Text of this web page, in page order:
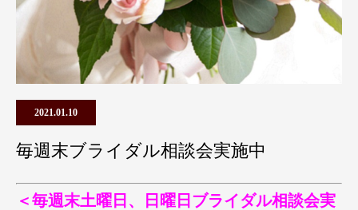
2021.01.10
毎週末ブライダル相談会実施中
＜毎週末土曜日、日曜日ブライダル相談会実